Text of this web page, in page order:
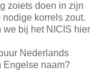
zoiets doen in zijn
korrels zout.
bij het NICIS hier
Nederlands
Engelse naam?